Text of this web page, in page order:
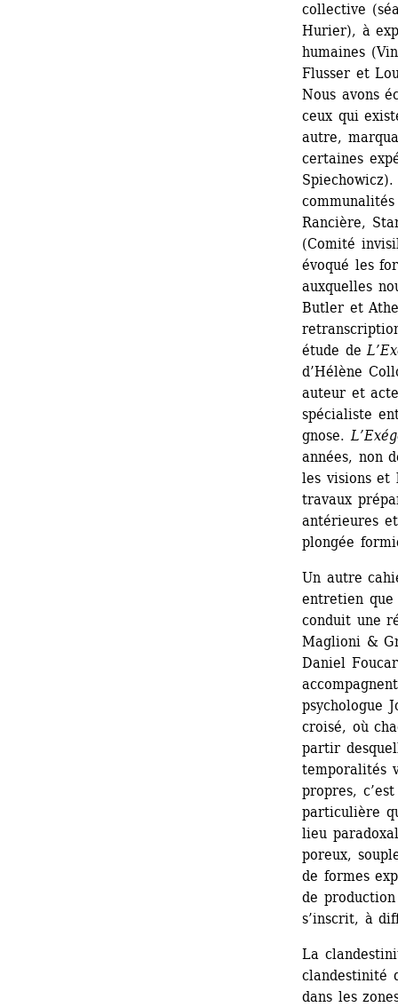
collective
Hurier), à
humaines
Flusser et
Nous avons
ceux qui
autre,
certaines
Rancière,
(Comité
évoqué les
auxquelles
Butler et
étude de
d’Hélène
auteur et
spécialiste
gnose.
années, non
les visions et
travaux
antérieures
plongée
Un autre
entretien que
conduit une
Maglioni &
Daniel
psychologue
croisé, où
partir
temporalités
propres,
particulière
lieu
poreux,
de formes
de
s’inscrit, à
La
clandestinité
dans les